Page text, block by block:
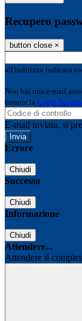
Recupero
button close ×
all'indirizzo indicato
Non hai una e-mail
tramite la Login
E-mail inviata, si
Errore
Chiudi
Successo
Chiudi
Informazione
Chiudi
Attendere...
Attendere il